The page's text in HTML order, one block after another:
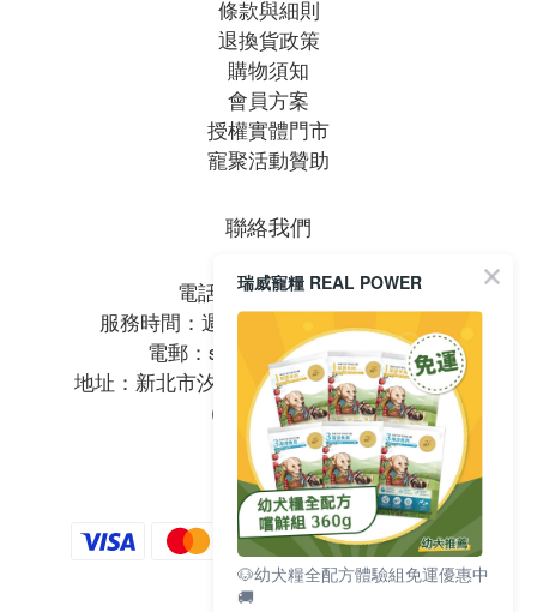
條款與細則
退換貨政策
購物須知
會員方案
授權實體門市
寵聚活動贊助
聯絡我們
電話：02-2711-7000
服務時間：週一至週五11：00-18：00
電郵：service@realpn.com
地址：新北市汐止區新台五路一段95號15樓
(非取貨地址)
瑞威寵糧 REAL POWER
🐶幼犬糧全配方體驗組免運優惠中
🚚